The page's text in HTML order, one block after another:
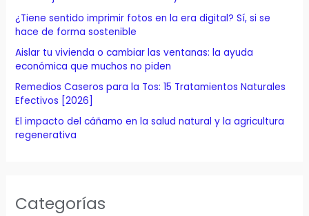
r
¿Tiene sentido imprimir fotos en la era digital? Sí, si se
hace de forma sostenible
Aislar tu vivienda o cambiar las ventanas: la ayuda
económica que muchos no piden
Remedios Caseros para la Tos: 15 Tratamientos Naturales
Efectivos [2026]
El impacto del cáñamo en la salud natural y la agricultura
regenerativa
Categorías